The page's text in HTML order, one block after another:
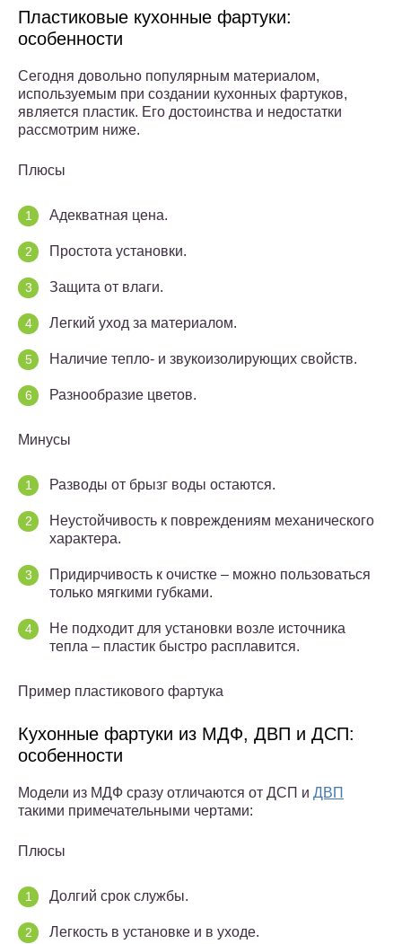
Пластиковые кухонные фартуки:
особенности
Сегодня довольно популярным материалом,
используемым при создании кухонных фартуков,
является пластик. Его достоинства и недостатки
рассмотрим ниже.
Плюсы
Адекватная цена.
Простота установки.
Защита от влаги.
Легкий уход за материалом.
Наличие тепло- и звукоизолирующих свойств.
Разнообразие цветов.
Минусы
Разводы от брызг воды остаются.
Неустойчивость к повреждениям механического
характера.
Придирчивость к очистке – можно пользоваться
только мягкими губками.
Не подходит для установки возле источника
тепла – пластик быстро расплавится.
Пример пластикового фартука
Кухонные фартуки из МДФ, ДВП и ДСП:
особенности
Модели из МДФ сразу отличаются от ДСП и ДВП
такими примечательными чертами:
Плюсы
Долгий срок службы.
Легкость в установке и в уходе.